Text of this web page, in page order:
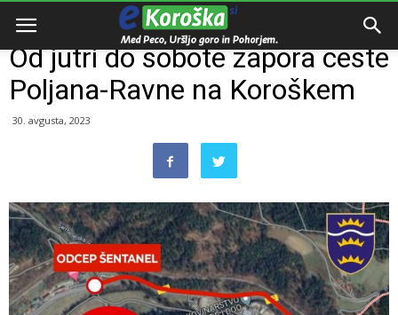
Domov
Od jutri do sobote zapora ceste
Poljana-Ravne na Koroškem
30. avgusta, 2023